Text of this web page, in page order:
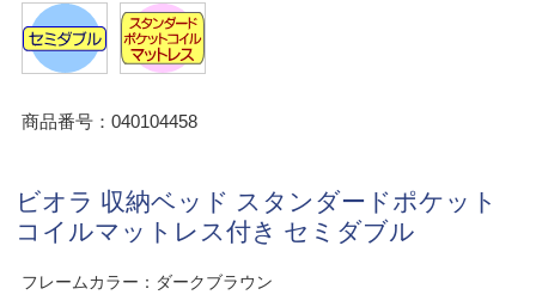
商品番号：040104458
ビオラ 収納ベッド スタンダードポケット
コイルマットレス付き セミダブル
フレームカラー：ダークブラウン